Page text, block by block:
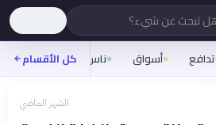
تبحث عن شيء؟
تدافع أسواق ناس روح
كل الأقسام
الشهر الماضي